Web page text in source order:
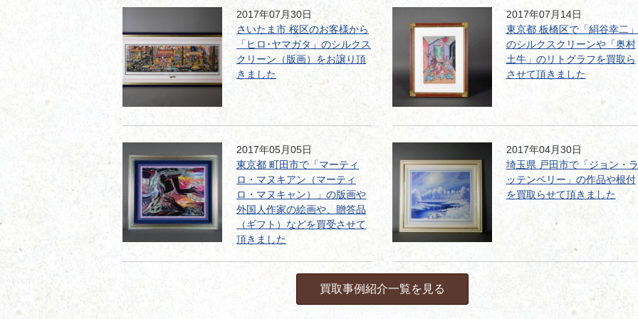
2017年07月30日
さいたま市 桜区のお客様から
「ヒロ･ヤマガタ」のシルクス
クリーン（版画）をお譲り頂
きました
2017年07月14日
東京都 板橋区で「絹谷幸二」
のシルクスクリーンや「奥村
土牛」のリトグラフを買取ら
させて頂きました
2017年05月05日
東京都 町田市で「マーティ
ロ・マヌキアン（マーティ
ロ・マヌキャン）」の版画や
外国人作家の絵画や、贈答品
（ギフト）などを買受させて
頂きました
2017年04月30日
埼玉県 戸田市で「ジョン・ラ
ッテンベリー」の作品や根付
を買取らせて頂きました
買取事例紹介一覧を見る